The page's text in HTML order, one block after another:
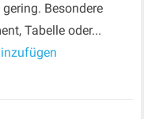
Besondere
Tabelle oder...